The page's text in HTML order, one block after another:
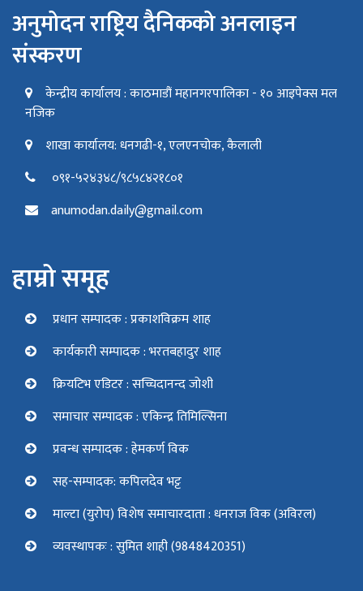
अनुमोदन राष्ट्रिय दैनिकको अनलाइन
संस्करण
केन्द्रीय कार्यालय : काठमाडौं महानगरपालिका - १० आइपेक्स मल
नजिक
शाखा कार्यालय: धनगढी-१, एलएनचोक, कैलाली
०९१-५२४३४८/९८५८४२१८०१
anumodan.daily@gmail.com
हाम्रो समूह
प्रधान सम्पादक : प्रकाशविक्रम शाह
कार्यकारी सम्पादक : भरतबहादुर शाह
क्रियटिभ एडिटर : सच्चिदानन्द जोशी
समाचार सम्पादक : एकिन्द्र तिमिल्सिना
प्रवन्ध सम्पादक : हेमकर्ण विक
सह-सम्पादक: कपिलदेव भट्ट
माल्टा (युरोप) विशेष समाचारदाता : धनराज विक (अविरल)
व्यवस्थापकः : सुमित शाही (9848420351)